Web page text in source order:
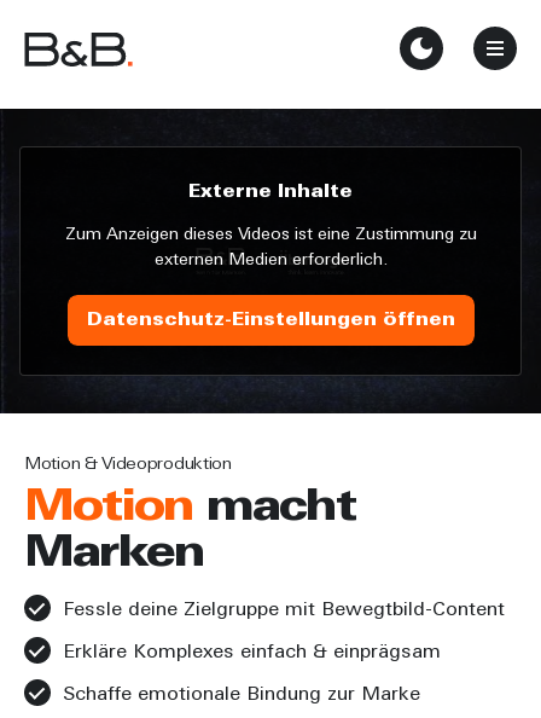
Externe Inhalte
Zum Anzeigen dieses Videos ist eine Zustimmung zu
externen Medien erforderlich.
Datenschutz-Einstellungen öffnen
Motion & Videoproduktion
Motion macht
Marken
Fessle deine Zielgruppe mit Bewegtbild-Content
Erkläre Komplexes einfach & einprägsam
Schaffe emotionale Bindung zur Marke